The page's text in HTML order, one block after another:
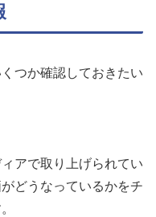
つか確認しておきたい
アで取り上げられてい
どうなっているかをチ